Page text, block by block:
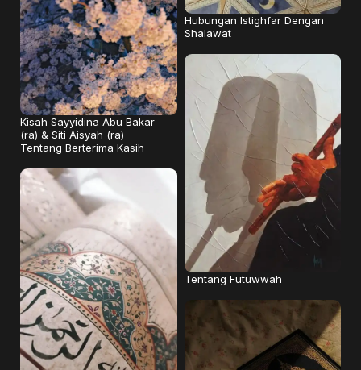
Kisah Sayyidina Abu Bakar
(ra) & Siti Aisyah (ra)
Tentang Berterima Kasih
Hubungan Istighfar Dengan
Shalawat
Tentang Futuwwah